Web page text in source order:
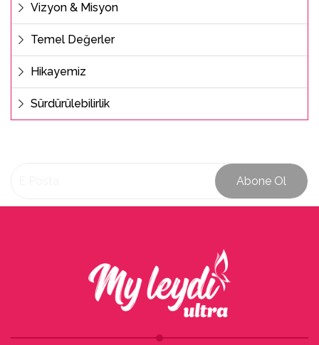
Vizyon & Misyon
Temel Değerler
Hikayemiz
Sürdürülebilirlik
Abone Ol